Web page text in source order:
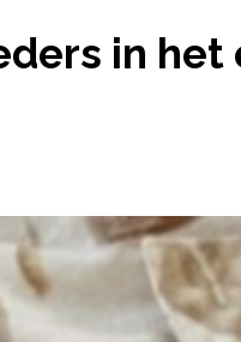
in het